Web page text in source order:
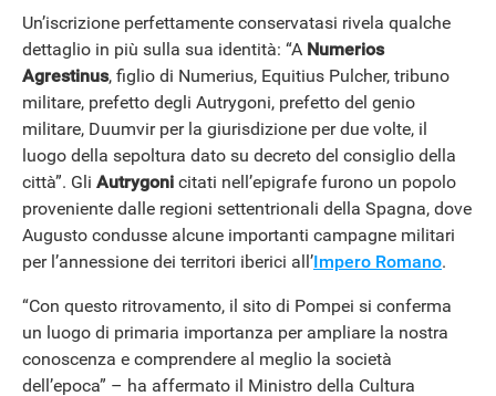
Un’iscrizione perfettamente conservatasi rivela qualche
dettaglio in più sulla sua identità: “A Numerios
Agrestinus, figlio di Numerius, Equitius Pulcher, tribuno
militare, prefetto degli Autrygoni, prefetto del genio
militare, Duumvir per la giurisdizione per due volte, il
luogo della sepoltura dato su decreto del consiglio della
città”. Gli Autrygoni citati nell’epigrafe furono un popolo
proveniente dalle regioni settentrionali della Spagna, dove
Augusto condusse alcune importanti campagne militari
per l’annessione dei territori iberici all’Impero Romano.
“Con questo ritrovamento, il sito di Pompei si conferma
un luogo di primaria importanza per ampliare la nostra
conoscenza e comprendere al meglio la società
dell’epoca” – ha affermato il Ministro della Cultura